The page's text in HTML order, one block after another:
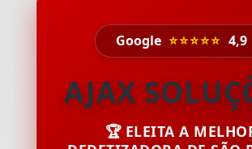
Google ⭐⭐⭐⭐⭐ 4,9
AJAX
🏆 ELEITA A